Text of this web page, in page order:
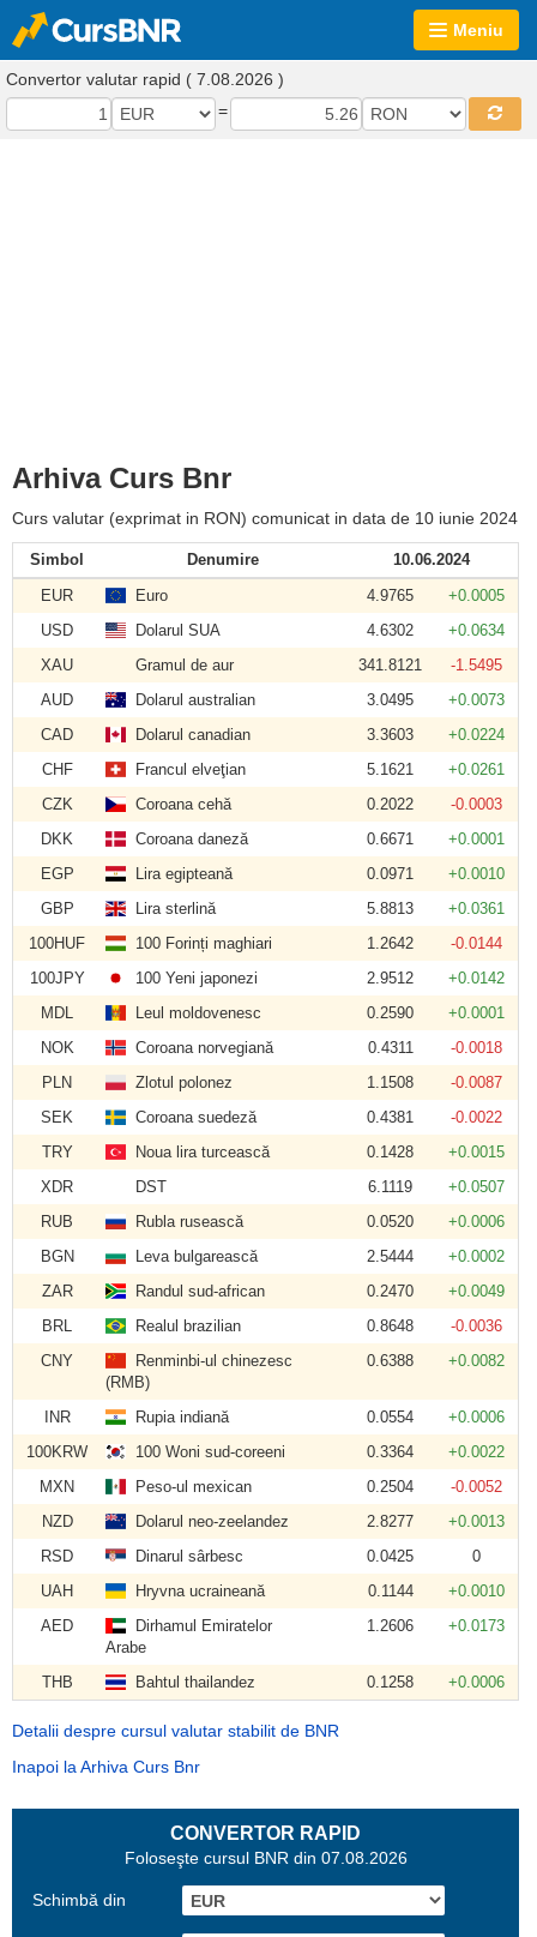
Meniu
Convertor valutar rapid ( 7.08.2026 )
=
Arhiva Curs Bnr
Curs valutar (exprimat in RON) comunicat in data de 10 iunie 2024
Simbol Denumire
10.06.2024
EUR
Euro 4.9765
+0.0005
USD
Dolarul SUA 4.6302
+0.0634
XAU
Gramul de aur 341.8121
-1.5495
AUD
Dolarul australian 3.0495
+0.0073
CAD
Dolarul canadian 3.3603
+0.0224
CHF
Francul elveţian 5.1621
+0.0261
CZK
Coroana cehă 0.2022
-0.0003
DKK
Coroana daneză 0.6671
+0.0001
EGP
Lira egipteană 0.0971
+0.0010
GBP
Lira sterlină 5.8813
+0.0361
100HUF
100 Forinți maghiari 1.2642
-0.0144
100JPY
100 Yeni japonezi 2.9512
+0.0142
MDL
Leul moldovenesc 0.2590
+0.0001
NOK
Coroana norvegiană 0.4311
-0.0018
PLN
Zlotul polonez 1.1508
-0.0087
SEK
Coroana suedeză 0.4381
-0.0022
TRY
Noua lira turcească 0.1428
+0.0015
XDR
DST 6.1119
+0.0507
RUB
Rubla rusească 0.0520
+0.0006
BGN
Leva bulgarească 2.5444
+0.0002
ZAR
Randul sud-african 0.2470
+0.0049
BRL
Realul brazilian 0.8648
-0.0036
CNY
Renminbi-ul chinezesc
(RMB)
0.6388 +0.0082
INR Rupia indiană 0.0554
+0.0006
100KRW
100 Woni sud-coreeni 0.3364
+0.0022
MXN
Peso-ul mexican 0.2504
-0.0052
NZD
Dolarul neo-zeelandez 2.8277
+0.0013
RSD
Dinarul sârbesc 0.0425
0
UAH
Hryvna ucraineană 0.1144
+0.0010
AED
Dirhamul Emiratelor
Arabe
1.2606 +0.0173
THB Bahtul thailandez 0.1258 +0.0006
Detalii despre cursul valutar stabilit de BNR
Inapoi la Arhiva Curs Bnr
CONVERTOR RAPID
Foloseşte cursul BNR din 07.08.2026
Schimbă din